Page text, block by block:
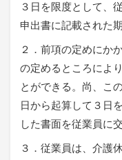
３日を限度として、
申出書に記載された
２．前項の定めにか
の定めるところによ
とができる。尚、こ
日から起算して３日
した書面を従業員に
３．従業員は、介護